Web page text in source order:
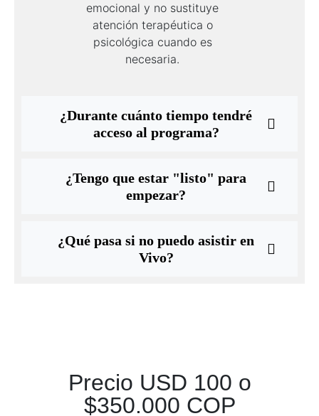
emocional y no sustituye
atención terapéutica o
psicológica cuando es
necesaria.
¿Durante cuánto tiempo tendré
acceso al programa?
¿Tengo que estar "listo" para
empezar?
¿Qué pasa si no puedo asistir en
Vivo?
Precio USD 100 o
$350.000 COP